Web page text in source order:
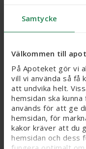
Samtycke
Välkommen till
På Apoteket gör vi
vill vi använda så få
att undvika helt.
hemsidan ska
används för att ge
hemsidan, för
kakor kräver att du
hemsidan och dess
Canoderm, kräm 5
100 g
135 kr
Köp